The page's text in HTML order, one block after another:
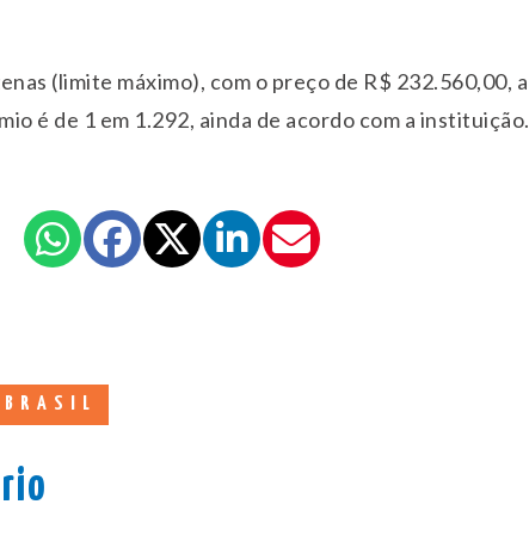
(limite máximo), com o preço de R$ 232.560,00, a
é de 1 em 1.292, ainda de acordo com a instituição.